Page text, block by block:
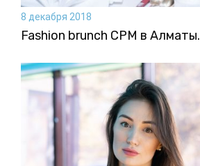
8 декабря 2018
Fashion brunch CPM в Алматы.